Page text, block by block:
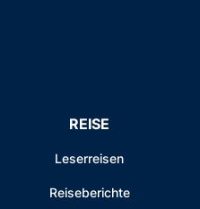
REISE
Leserreisen
Reiseberichte